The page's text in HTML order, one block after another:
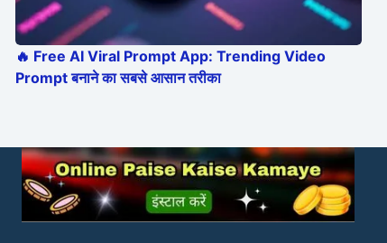
🔥 Free AI Viral Prompt App: Trending Video
Prompt बनाने का सबसे आसान तरीका